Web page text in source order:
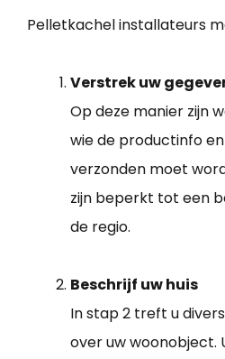
Pelletkachel installateurs
Verstrek uw
Op deze manier zijn
wie de productinfo
verzonden moet
zijn beperkt tot een
de regio.
Beschrijf uw huis
In stap 2 treft u
over uw woonobject.